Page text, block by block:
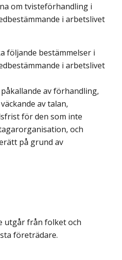
om tvisteförhandling i
i arbetslivet
följande bestämmelser i
i arbetslivet
av förhandling,
av talan,
för den som inte
och
på grund av
utgår från folket och
företrädare.